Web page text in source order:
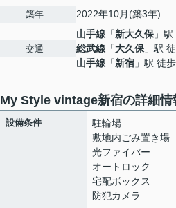
築年 2022年10月(築3年)
交通
山手線 「新大久保 」
総武線 「大久保 」駅
山手線 「新宿 」駅 徒
My Style vintage新宿の詳細情
設備条件
駐輪場
敷地内ごみ置き場
光ファイバー
オートロック
宅配ボックス
防犯カメラ